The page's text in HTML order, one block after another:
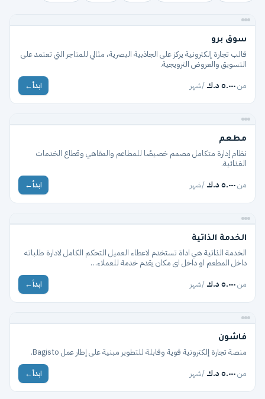
متجر
سوق برو
قالب تجارة إلكترونية يركز على الجاذبية البصرية، مثالي للمتاجر التي تعتمد على
التسويق والعروض الترويجية.
من٥.٠٠٠ د.ك /شهر ابدأ→
مطعم
مطعم
نظام إدارة متكامل مصمم خصيصًا للمطاعم والمقاهي وقطاع الخدمات
الغذائية.
من٥.٠٠٠ د.ك /شهر ابدأ→
مطعم
الخدمة الذاتية
الخدمة الذاتية هي اداة تستخدم لاعطاء العميل التحكم الكامل لادارة طلباته
داخل المطعم او داخل اى مكان يقدم خدمة للعملاء…
من٥.٠٠٠ د.ك /شهر ابدأ→
متجر
فاشون
منصة تجارة إلكترونية قوية وقابلة للتطوير مبنية على إطار عمل Bagisto.
من٥.٠٠٠ د.ك /شهر ابدأ→